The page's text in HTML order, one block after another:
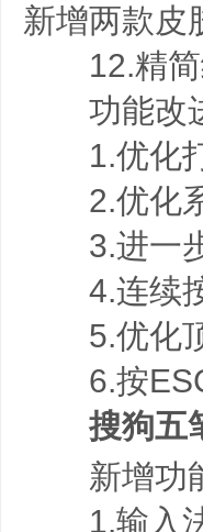
新增两款皮
12.精简
功能改
1.优化打
2.优化系
3.进一步
4.连续按
5.优化顶
6.按ESC
搜狗五
新增功
1.输入法